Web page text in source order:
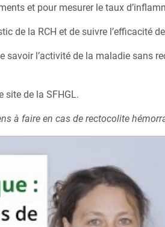
et pour mesurer le taux
de la RCH et de suivre l’efficacité
l’activité de la maladie sans
site de la SFHGL.
à faire en cas de rectocolite